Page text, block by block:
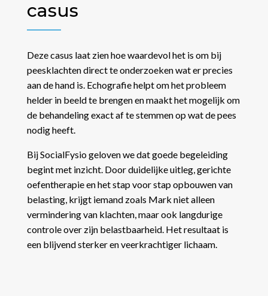
casus
Deze casus laat zien hoe waardevol het is om bij
peesklachten direct te onderzoeken wat er precies
aan de hand is. Echografie helpt om het probleem
helder in beeld te brengen en maakt het mogelijk om
de behandeling exact af te stemmen op wat de pees
nodig heeft.
Bij SocialFysio geloven we dat goede begeleiding
begint met inzicht. Door duidelijke uitleg, gerichte
oefentherapie en het stap voor stap opbouwen van
belasting, krijgt iemand zoals Mark niet alleen
vermindering van klachten, maar ook langdurige
controle over zijn belastbaarheid. Het resultaat is
een blijvend sterker en veerkrachtiger lichaam.